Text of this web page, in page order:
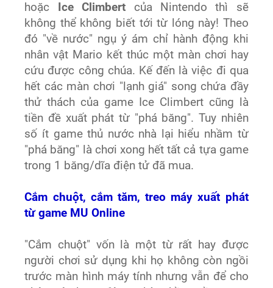
hoặc
Ice Climbert của Nintendo thì sẽ
không thể không biết tới từ lóng này! Theo
đó "về nước" ngụ ý ám chỉ hành động khi
nhân vật Mario kết thúc một màn chơi hay
cứu được công chúa. Kế đến là việc đi qua
hết các màn chơi "lạnh giá" song chứa đầy
thử thách của game Ice Climbert cũng là
tiền đề xuất phát từ "phá băng". Tuy nhiên
số ít game thủ nước nhà lại hiểu nhầm từ
"phá băng" là chơi xong hết tất cả tựa game
trong 1 băng/dĩa điện tử đã mua.
Cắm chuột, cắm tăm, treo máy xuất phát
từ game MU Online
"Cắm chuột" vốn là một từ rất hay được
người chơi sử dụng khi họ không còn ngồi
trước màn hình máy tính nhưng vẫn để cho